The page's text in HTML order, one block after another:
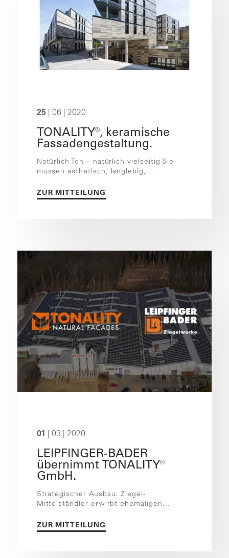
25| 06 | 2020
TONALITY®, keramische
Fassadengestaltung.
Natürlich Ton – natürlich vielseitig Sie
müssen ästhetisch, langlebig,...
ZUR MITTEILUNG
01 | 03 | 2020
LEIPFINGER-BADER
übernimmt TONALITY®
GmbH.
Strategischer Ausbau: Ziegel-
Mittelständler erwirbt ehemaligen...
ZUR MITTEILUNG